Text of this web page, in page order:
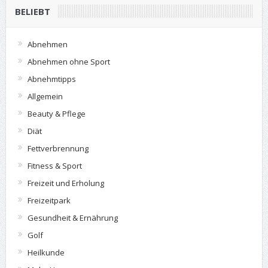
BELIEBT
Abnehmen
Abnehmen ohne Sport
Abnehmtipps
Allgemein
Beauty & Pflege
Diät
Fettverbrennung
Fitness & Sport
Freizeit und Erholung
Freizeitpark
Gesundheit & Ernährung
Golf
Heilkunde